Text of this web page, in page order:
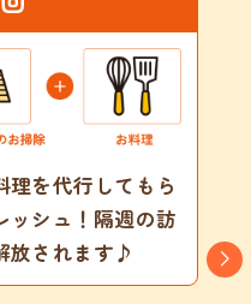
理を代行してもら
ッシュ！隔週の訪
放されます♪